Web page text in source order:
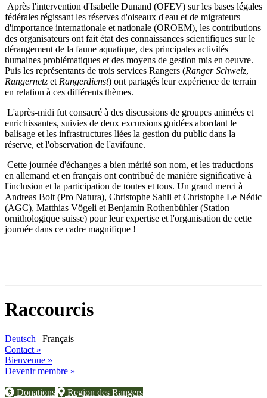
Après l'intervention d'Isabelle Dunand (OFEV) sur les bases légales
fédérales régissant les réserves d'oiseaux d'eau et de migrateurs
d'importance internationale et nationale (OROEM), les contributions
des organisateurs ont fait état des connaissances scientifiques sur le
dérangement de la faune aquatique, des principales activités
humaines problématiques et des moyens de gestion mis en oeuvre.
Puis les représentants de trois services Rangers (Ranger Schweiz,
Rangernetz et Rangerdienst) ont partagés leur expérience de terrain
en relation à ces différents thèmes.
L'après-midi fut consacré à des discussions de groupes animées et
enrichissantes, suivies de deux excursions guidées abordant le
balisage et les infrastructures liées la gestion du public dans la
réserve, et l'observation de l'avifaune.
Cette journée d'échanges a bien mérité son nom, et les traductions
en allemand et en français ont contribué de manière significative à
l'inclusion et la participation de toutes et tous. Un grand merci à
Andreas Bolt (Pro Natura), Christophe Sahli et Christophe Le Nédic
(AGC), Matthias Vögeli et Benjamin Rothenbühler (Station
ornithologique suisse) pour leur expertise et l'organisation de cette
journée dans ce cadre magnifique !
Raccourcis
Deutsch | Français
Contact »
Bienvenue »
Devenir membre »
Donations Region des Rangers